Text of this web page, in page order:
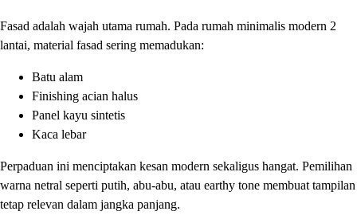
Fasad adalah wajah utama rumah. Pada rumah minimalis modern 2
lantai, material fasad sering memadukan:
Batu alam
Finishing acian halus
Panel kayu sintetis
Kaca lebar
Perpaduan ini menciptakan kesan modern sekaligus hangat. Pemilihan
warna netral seperti putih, abu-abu, atau earthy tone membuat tampilan
tetap relevan dalam jangka panjang.